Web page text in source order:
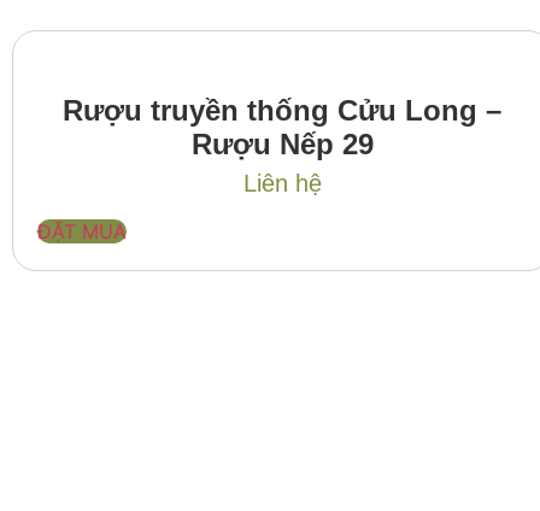
Rượu truyền thống Cửu Long –
Rượu Nếp 29
Liên hệ
ĐẶT MUA